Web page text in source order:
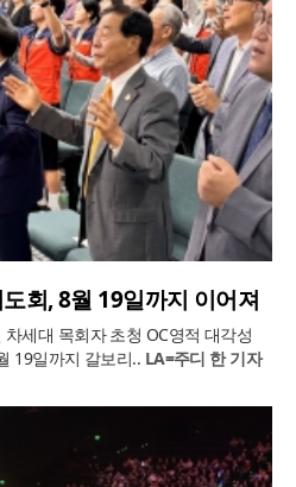
회, 8월 19일까지 이어져
세대 목회자 초청 OC영적 대각성
19일까지 갈보리.. LA=주디 한 기자